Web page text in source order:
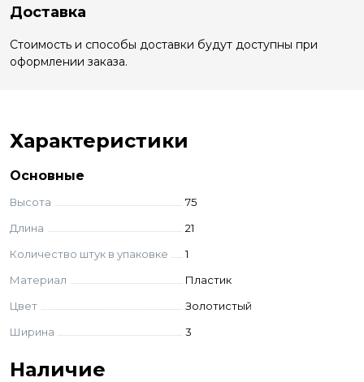
Доставка
Стоимость и способы доставки будут доступны при
оформлении заказа.
Характеристики
Основные
Высота
75
Длина
21
Количество штук в упаковке
1
Материал
Пластик
Цвет
Золотистый
Ширина
3
Наличие